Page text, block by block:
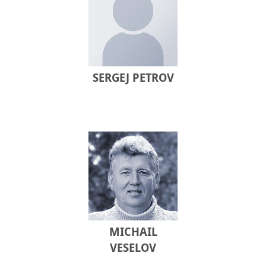
SERGEJ PETROV
MICHAIL
VESELOV